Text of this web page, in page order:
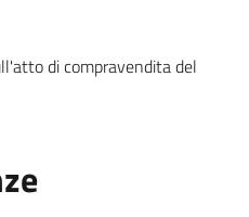
di compravendita del